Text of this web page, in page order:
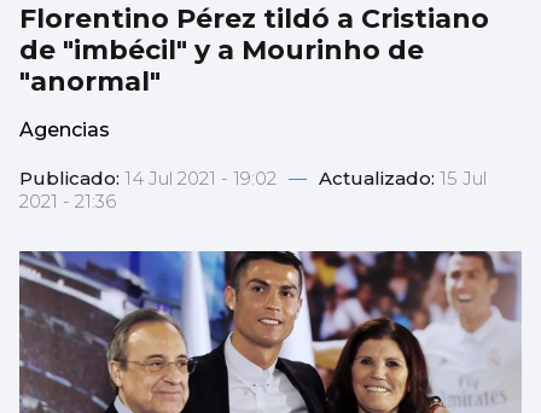
Florentino Pérez tildó a Cristiano
de "imbécil" y a Mourinho de
"anormal"
Agencias
Publicado: 14 Jul 2021 - 19:02 — Actualizado: 15 Jul
2021 - 21:36